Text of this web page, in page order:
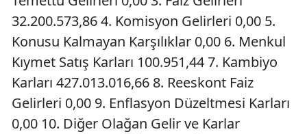
32.200.573,86 4. Komisyon Gelirleri 0,00 5.
Konusu Kalmayan Karşılıklar 0,00 6. Menkul
Kıymet Satış Karları 100.951,44 7. Kambiyo
Karları 427.013.016,66 8. Reeskont Faiz
Gelirleri 0,00 9. Enflasyon Düzeltmesi Karları
0,00 10. Diğer Olağan Gelir ve Karlar